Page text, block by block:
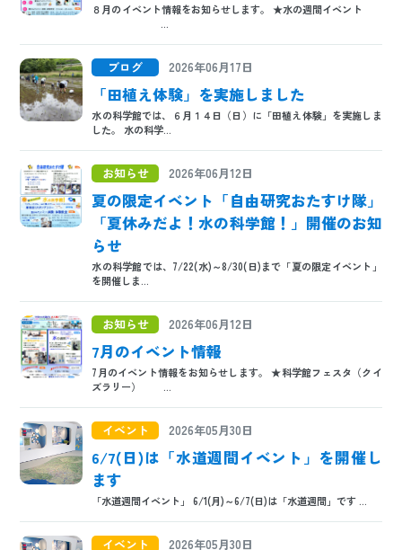
８月のイベント情報をお知らせします。 ★水の週間イベント
ブログ 2026年06月17日
「田植え体験」を実施しました
水の科学館では、６月１４日（日）に「田植え体験」を実施しま
した。 水の科学...
お知らせ 2026年06月12日
夏の限定イベント「自由研究おたすけ隊」
「夏休みだよ！水の科学館！」開催のお知
らせ
水の科学館では、7/22(水)～8/30(日)まで「夏の限定イベント」
を開催しま...
お知らせ 2026年06月12日
7月のイベント情報
7月のイベント情報をお知らせします。 ★科学館フェスタ（クイ
ズラリー） ...
イベント 2026年05月30日
6/7(日)は「水道週間イベント」を開催し
ます
「水道週間イベント」 6/1(月)～6/7(日)は「水道週間」です ...
イベント 2026年05月30日